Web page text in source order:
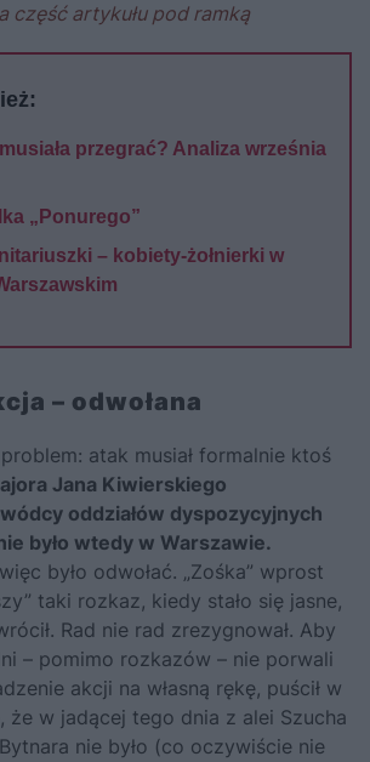
część artykułu pod ramką
przegrać? Analiza września
„Ponurego”
– kobiety-żołnierki w
– odwołana
atak musiał formalnie ktoś
Jana Kiwierskiego
oddziałów dyspozycyjnych
było wtedy w Warszawie.
było odwołać. „Zośka” wprost
taki rozkaz, kiedy stało się jasne,
Rad nie rad zrezygnował. Aby
– pomimo rozkazów – nie porwali
akcji na własną rękę, puścił w
że w jadącej tego dnia z alei Szucha
nie było (co oczywiście nie